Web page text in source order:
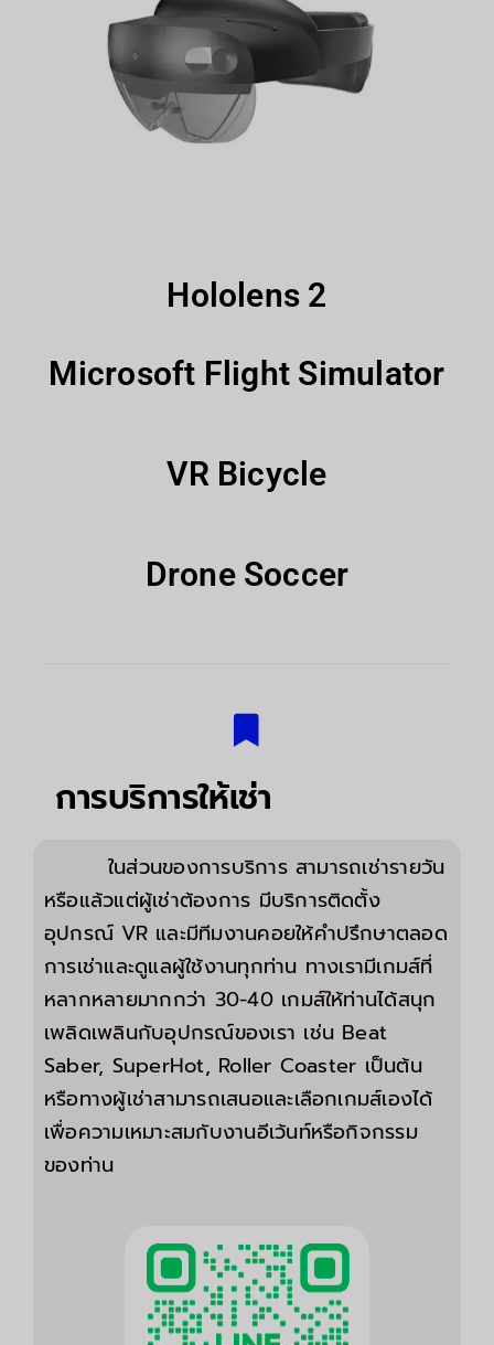
Hololens 2
Microsoft Flight Simulator
VR Bicycle
Drone Soccer
การบริการให้เช่า
ในส่วนของการบริการ สามารถเช่ารายวัน
หรือแล้วแต่ผู้เช่าต้องการ มีบริการติดตั้ง
อุปกรณ์ VR และมีทีมงานคอยให้คำปรึกษาตลอด
การเช่าและดูแลผู้ใช้งานทุกท่าน ทางเรามีเกมส์ที่
หลากหลายมากกว่า 30-40 เกมส์ให้ท่านได้สนุก
เพลิดเพลินกับอุปกรณ์ของเรา เช่น Beat
Saber, SuperHot, Roller Coaster เป็นต้น
หรือทางผู้เช่าสามารถเสนอและเลือกเกมส์เองได้
เพื่อความเหมาะสมกับงานอีเว้นท์หรือกิจกรรม
ของท่าน